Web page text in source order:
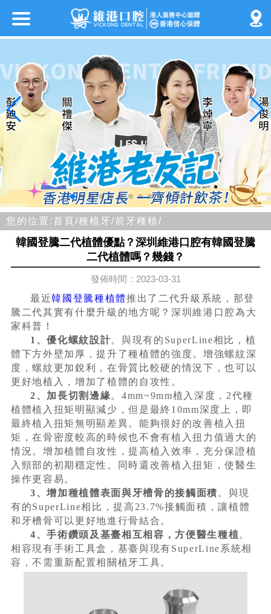
您的位置:首頁/種植牙/前牙種植/
韓國登騰二代植體優點？深圳維港口腔有韓國登騰
二代植體嗎？幾錢？
發佈時間：2023-03-31
最近韓國登騰種植體推出了二代升級系統，那登
騰二代其實有什麼升級的地方呢？深圳維港口腔為大
家科普！
1、優化螺紋設計。與現有的SuperLine相比，植
體下方外壁加厚，提升了種植體的強度。增強螺紋深
度，螺紋更加銳利，在骨質比較硬的情況下，也可以
更好地植入，增加了植體的自攻性。
2、加長切割邊緣。4mm~9mm植入深度，2代種
植體植入扭矩明顯減少，但是最終10mm深度上，即
最終植入扭矩無明顯差異。能夠很好的改善植入扭
矩，在骨密度較高的時候也不會有植入扭力值過大的
情況。增加植體自攻性，提高植入效率，充分保證植
入頸部的初期穩定性。同時還改善植入扭矩，使醫生
操作更容易。
3、增加種植體表面與牙槽骨的接觸面積 。與現
有的SuperLine相比，提高23.7%接觸面積，讓植體
和牙槽骨可以更好地進行骨結合。
4、手術鑽頭及基臺相互相容，方便醫生種植。
相容現有手術工具盒，基臺與現有SuperLine系統相
容，不需重新配置相關植牙工具。